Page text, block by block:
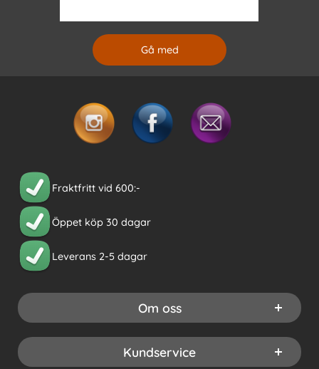
Fraktfritt vid 600:-
Öppet köp 30 dagar
Leverans 2-5 dagar
Om oss
Kundservice